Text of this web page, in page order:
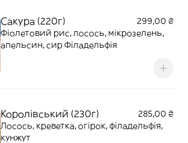
Сакура (220г)
299,00 ₴
Фіолетовий рис, лосось, мікрозелень,
апельсин, сир Філадельфія
Королівський (230г)
285,00 ₴
Лосось, креветка, огірок, філадельфія,
кунжут